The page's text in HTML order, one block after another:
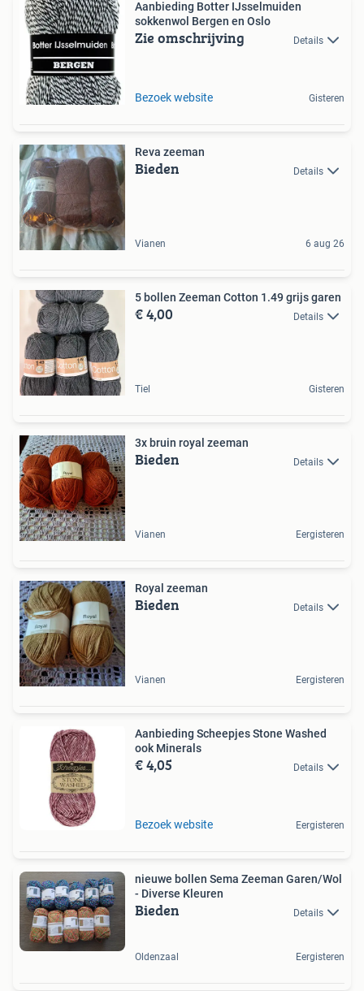
Aanbieding Botter IJsselmuiden
sokkenwol Bergen en Oslo
Zie omschrijving Details
Bezoek website Gisteren
Reva zeeman
Bieden Details
Vianen 6 aug 26
5 bollen Zeeman Cotton 1.49 grijs garen
€ 4,00 Details
Tiel Gisteren
3x bruin royal zeeman
Bieden Details
Vianen Eergisteren
Royal zeeman
Bieden Details
Vianen Eergisteren
Aanbieding Scheepjes Stone Washed
ook Minerals
€ 4,05 Details
Bezoek website Eergisteren
nieuwe bollen Sema Zeeman Garen/Wol
- Diverse Kleuren
Bieden Details
Oldenzaal Eergisteren